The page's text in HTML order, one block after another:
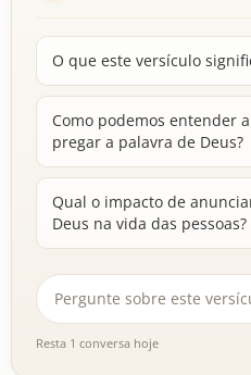
O que este versículo
Como podemos entender
pregar a palavra de Deus?
Qual o impacto de
Deus na vida das pessoas?
Resta 1 conversa hoje